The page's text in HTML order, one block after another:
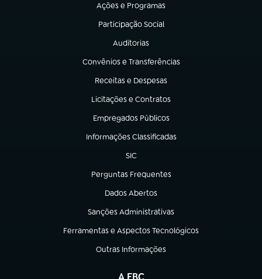
Ações e Programas
(abre em nova aba)
Participação Social
(abre em nova aba)
Auditorias
(abre em nova aba)
Convênios e Transferências
(abre em nova aba)
Receitas e Despesas
(abre em nova aba)
Licitações e Contratos
(abre em nova aba)
Empregados Públicos
(abre em nova aba)
Informações Classificadas
(abre em nova aba)
SIC
(abre em nova aba)
Perguntas Frequentes
(abre em nova aba)
Dados Abertos
(abre em nova aba)
Sanções Administrativas
(abre em nova aba)
Ferramentas e Aspectos Tecnológicos
(abre em nova aba)
Outras Informações
(abre em nova aba)